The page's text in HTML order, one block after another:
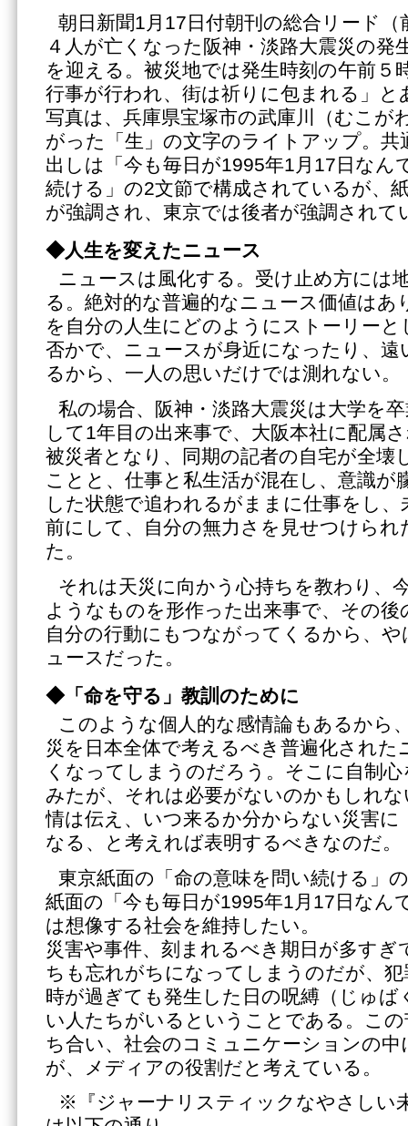
朝日新聞1月17日付朝刊の総合リード（
４人が亡くなった阪神・淡路大震災の発
を迎える。被災地では発生時刻の午前５
行事が行われ、街は祈りに包まれる」と
写真は、兵庫県宝塚市の武庫川（むこが
がった「生」の文字のライトアップ。
出しは「今も毎日が1995年1月17日な
続ける」の2文節で構成されているが、
が強調され、東京では後者が強調されて
◆人生を変えたニュース
ニュースは風化する。受け止め方には
る。絶対的な普遍的なニュース価値はあ
を自分の人生にどのようにストーリー
否かで、ニュースが身近になったり、
るから、一人の思いだけでは測れない。
私の場合、阪神・淡路大震災は大学を
して1年目の出来事で、大阪本社に配属
被災者となり、同期の記者の自宅が全壊
ことと、仕事と私生活が混在し、意識が
した状態で追われるがままに仕事をし、
前にして、自分の無力さを見せつけられ
た。
それは天災に向かう心持ちを教わり、
ようなものを形作った出来事で、その後
自分の行動にもつながってくるから、
ュースだった。
◆「命を守る」教訓のために
このような個人的な感情論もあるから
災を日本全体で考えるべき普遍化された
くなってしまうのだろう。そこに自制
みたが、それは必要がないのかもしれ
情は伝え、いつ来るか分からない災害に
なる、と考えれば表明するべきなのだ。
東京紙面の「命の意味を問い続ける」
紙面の「今も毎日が1995年1月17日なん
は想像する社会を維持したい。
災害や事件、刻まれるべき期日が多すぎ
ちも忘れがちになってしまうのだが、
時が過ぎても発生した日の呪縛（じゅば
い人たちがいるということである。こ
ち合い、社会のコミュニケーションの
が、メディアの役割だと考えている。
※『ジャーナリスティックなやさしい